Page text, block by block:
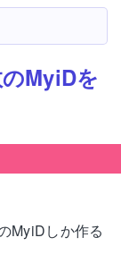
MyiDを
MyiDしか作る